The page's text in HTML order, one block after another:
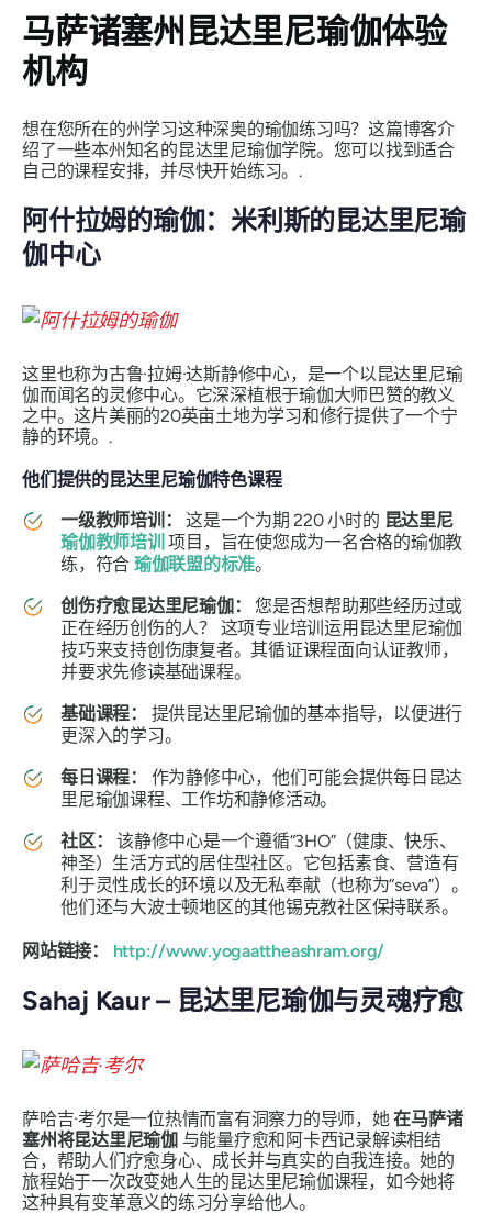
马萨诸塞州昆达里尼瑜伽体验
机构
想在您所在的州学习这种深奥的瑜伽练习吗？这篇博客介
绍了一些本州知名的昆达里尼瑜伽学院。您可以找到适合
自己的课程安排，并尽快开始练习。.
阿什拉姆的瑜伽：米利斯的昆达里尼瑜
伽中心
这里也称为古鲁·拉姆·达斯静修中心，是一个以昆达里尼瑜
伽而闻名的灵修中心。它深深植根于瑜伽大师巴赞的教义
之中。这片美丽的20英亩土地为学习和修行提供了一个宁
静的环境。.
他们提供的昆达里尼瑜伽特色课程
一级教师培训：
这是一个为期 220 小时的 昆达里尼
瑜伽教师培训 项目，旨在使您成为一名合格的瑜伽教
练，符合 瑜伽联盟的标准。
创伤疗愈昆达里尼瑜伽：您是否想帮助那些经历过或
正在经历创伤的人？
这项专业培训运用昆达里尼瑜伽
技巧来支持创伤康复者。其循证课程面向认证教师，
并要求先修读基础课程。
基础课程： 提供昆达里尼瑜伽的基本指导，以便进行
更深入的学习。
每日课程：
作为静修中心，他们可能会提供每日昆达
里尼瑜伽课程、工作坊和静修活动。
社区：该静修中心是一个遵循“3HO”（健康、快乐、
神圣）生活方式的居住型社区。它包括素食、营造有
利于灵性成长的环境以及无私奉献（也称为“seva”）。
他们还与大波士顿地区的其他锡克教社区保持联系。
网站链接： http://www.yogaattheashram.org/
Sahaj Kaur – 昆达里尼瑜伽与灵魂疗愈
萨哈吉·考尔是一位热情而富有洞察力的导师，她在马萨诸
塞州将昆达里尼瑜伽与能量疗愈和阿卡西记录解读相结
合，帮助人们疗愈身心、成长并与真实的自我连接。她的
旅程始于一次改变她人生的昆达里尼瑜伽课程，如今她将
这种具有变革意义的练习分享给他人。